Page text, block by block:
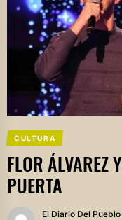
CULTURA
FLOR ÁLVAREZ
PUERTA
El Diario Del Pueblo